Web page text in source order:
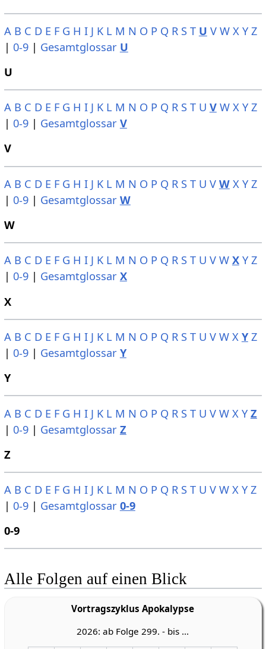
A B C D E F G H I J K L M N O P Q R S T U V W X Y Z
| 0-9| Gesamtglossar U
U
A B C D E F G H I J K L M N O P Q R S T U V W X Y Z
| 0-9| Gesamtglossar V
V
A B C D E F G H I J K L M N O P Q R S T U V W X Y Z
| 0-9| Gesamtglossar W
W
A B C D E F G H I J K L M N O P Q R S T U V W X Y Z
| 0-9| Gesamtglossar X
X
A B C D E F G H I J K L M N O P Q R S T U V W X Y Z
| 0-9| Gesamtglossar Y
Y
A B C D E F G H I J K L M N O P Q R S T U V W X Y Z
| 0-9| Gesamtglossar Z
Z
A B C D E F G H I J K L M N O P Q R S T U V W X Y Z
| 0-9| Gesamtglossar 0-9
0-9
Alle Folgen auf einen Blick
Vortragszyklus Apokalypse
2026: ab Folge 299. - bis ...